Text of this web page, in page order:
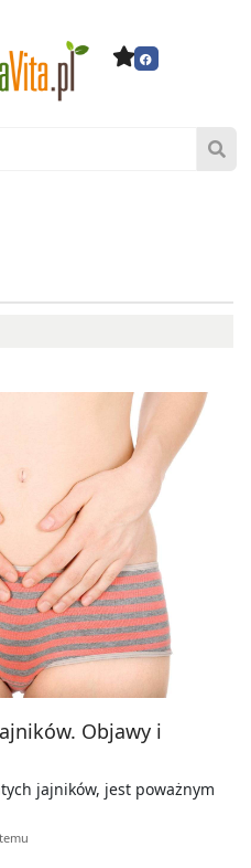
Objawy i
jajników, jest poważnym